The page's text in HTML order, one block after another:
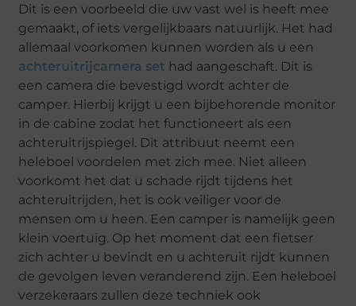
Dit is een voorbeeld die uw vast wel is heeft mee
gemaakt, of iets vergelijkbaars natuurlijk. Het had
allemaal voorkomen kunnen worden als u een
achteruitrijcamera set had aangeschaft. Dit is
een camera die bevestigd wordt achter de
camper. Hierbij krijgt u een bijbehorende monitor
in de cabine zodat het functioneert als een
achteruitrijspiegel. Dit attribuut neemt een
heleboel voordelen met zich mee. Niet alleen
voorkomt het dat u schade rijdt tijdens het
achteruitrijden, het is ook veiliger voor de
mensen om u heen. Een camper is namelijk geen
klein voertuig. Op het moment dat een fietser
zich achter u bevindt en u achteruit rijdt kunnen
de gevolgen leven veranderend zijn. Een heleboel
verzekeraars zullen deze techniek ook